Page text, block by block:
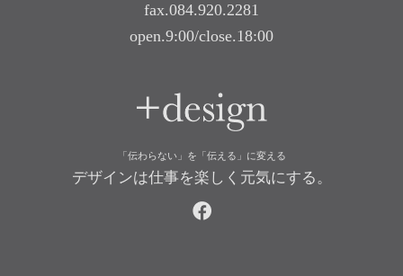
fax.084.920.2281
open.9:00/close.18:00
「伝わらない」を「伝える」に変える
デザインは仕事を楽しく元気にする。
facebook